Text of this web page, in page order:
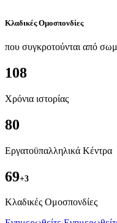
Κλαδικές Ομοσπονδίες
που συγκροτούνται από
108
Χρόνια ιστορίας
80
Εργατοϋπαλληλικά Κέντρα
69+3
Kλαδικές Ομοσπονδίες